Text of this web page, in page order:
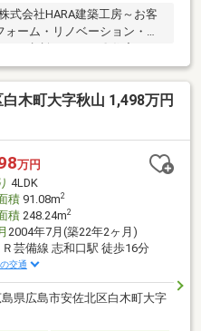
式会社HARA建築工房～お客
ーム・リノベーション・不
え、買い替え等のお家に関
さい
木町大字秋山 1,498万円
万円
4LDK
積91.08m2
積248.24m2
2004年7月(築22年2ヶ月)
Ｒ芸備線 志和口駅 徒歩16分
交通
島県広島市安佐北区白木町大字